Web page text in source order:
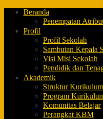
Beranda
Penempatan
Profil
Profil Sekolah
Sambutan Kepala
Visi Misi Sekolah
Pendidik dan
Akademik
Struktur Kurikulum
Program
Komunitas Belajar
Perangkat KBM